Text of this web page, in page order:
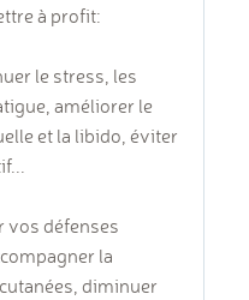
à profit:
le stress, les
améliorer le
et la libido, éviter
vos défenses
la
diminuer